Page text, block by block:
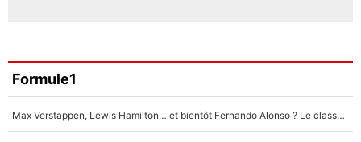
Formule1
Max Verstappen, Lewis Hamilton… et bientôt Fernando Alonso ? Le classement des pilotes les mieux payés en Formule 1 risque de changer !